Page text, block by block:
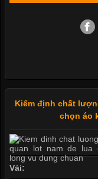
Kiểm định chất
chọn áo
Vải: